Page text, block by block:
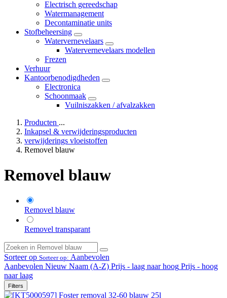
Electrisch gereedschap
Watermanagement
Decontaminatie units
Stofbeheersing
Watervernevelaars
Watervernevelaars modellen
Frezen
Verhuur
Kantoorbenodigdheden
Electronica
Schoonmaak
Vuilniszakken / afvalzakken
Producten ...
Inkapsel & verwijderingsproducten
verwijderings vloeistoffen
Removel blauw
Removel blauw
Removel blauw
Removel transparant
Sorteer op Sorteer op: Aanbevolen
Aanbevolen Nieuw Naam (A-Z) Prijs - laag naar hoog Prijs - hoog
naar laag
Filters